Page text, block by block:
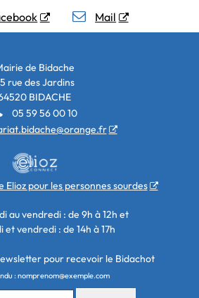
Mail
de Bidache
rue des Jardins
BIDACHE
05 59 56 00 10
pour les personnes sourdes
au vendredi : de 9h à 12h et
et vendredi : de 14h à 17h
pour recevoir le Bidachot
: nomprenom@exemple.com